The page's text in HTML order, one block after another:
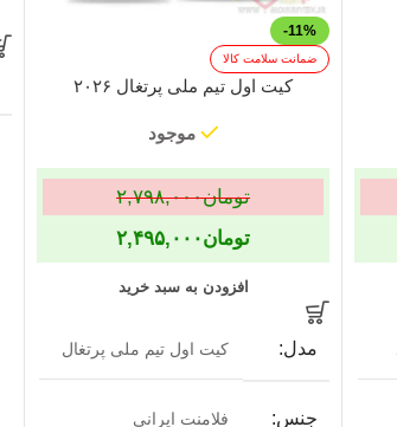
-11%
ضمانت سلامت کالا
کیت اول تیم ملی پرتغال ۲۰۲۶
موجود
تومان۲,۷۹۸,۰۰۰
تومان۲,۴۹۵,۰۰۰
افزودن به سبد خرید
مدل کیت اول تیم ملی پرتغال
جنس فلامنت ایرانی